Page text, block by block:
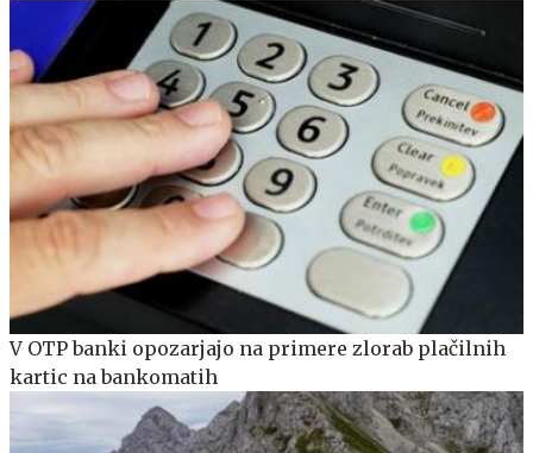
V OTP banki opozarjajo na primere zlorab plačilnih
kartic na bankomatih